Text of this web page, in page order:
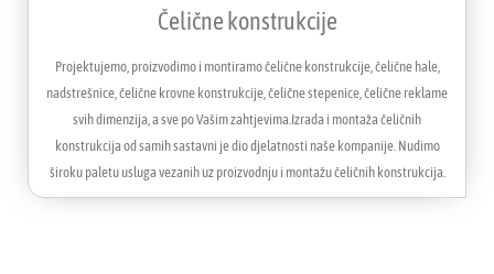
Čelične konstrukcije
Projektujemo, proizvodimo i montiramo čelične konstrukcije, čelične hale,
nadstrešnice, čelične krovne konstrukcije, čelične stepenice, čelične reklame
svih dimenzija, a sve po Vašim zahtjevima.Izrada i montaža čeličnih
konstrukcija od samih sastavni je dio djelatnosti naše kompanije. Nudimo
široku paletu usluga vezanih uz proizvodnju i montažu čeličnih konstrukcija.